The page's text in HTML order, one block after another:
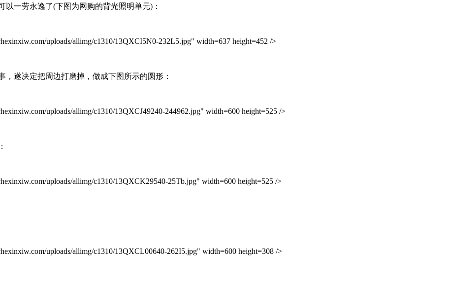
一劳永逸了(下图为网购的背光照明单元)：
uploads/allimg/c1310/13QXCI5N0-232L5.jpg" width=637 height=452 />
遂决定把周边打磨掉，做成下图所示的圆形：
uploads/allimg/c1310/13QXCJ49240-244962.jpg" width=600 height=525 />
uploads/allimg/c1310/13QXCK29540-25Tb.jpg" width=600 height=525 />
uploads/allimg/c1310/13QXCL00640-262I5.jpg" width=600 height=308 />